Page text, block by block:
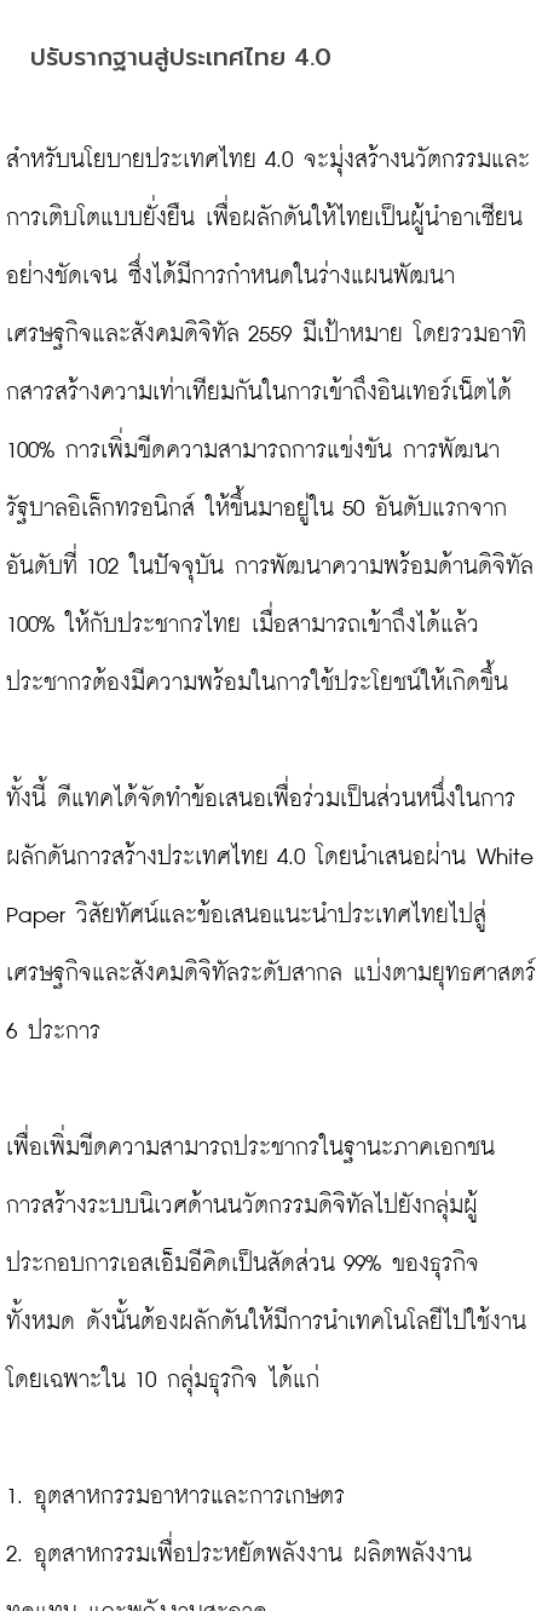
ปรับรากฐานสู่ประเทศไทย 4.0
สำหรับนโยบายประเทศไทย 4.0 จะมุ่งสร้างนวัตกรรมและ
การเติบโตแบบยั่งยืน เพื่อผลักดันให้ไทยเป็นผู้นำอาเซียน
อย่างชัดเจน ซึ่งได้มีการกำหนดในร่างแผนพัฒนา
เศรษฐกิจและสังคมดิจิทัล 2559 มีเป้าหมาย โดยรวมอาทิ
กสารสร้างความเท่าเทียมกันในการเข้าถึงอินเทอร์เน็ตได้
100% การเพิ่มขีดความสามารถการแข่งขัน การพัฒนา
รัฐบาลอิเล็กทรอนิกส์ ให้ขึ้นมาอยู่ใน 50 อันดับแรกจาก
อันดับที่ 102 ในปัจจุบัน การพัฒนาความพร้อมด้านดิจิทัล
100% ให้กับประชากรไทย เมื่อสามารถเข้าถึงได้แล้ว
ประชากรต้องมีความพร้อมในการใช้ประโยชน์ให้เกิดขึ้น
ทั้งนี้ ดีแทคได้จัดทำข้อเสนอเพื่อร่วมเป็นส่วนหนึ่งในการ
ผลักดันการสร้างประเทศไทย 4.0 โดยนำเสนอผ่าน White
Paper วิสัยทัศน์และข้อเสนอแนะนำประเทศไทยไปสู่
เศรษฐกิจและสังคมดิจิทัลระดับสากล แบ่งตามยุทธศาสตร์
6 ประการ
เพื่อเพิ่มขีดความสามารถประชากรในฐานะภาคเอกชน
การสร้างระบบนิเวศด้านนวัตกรรมดิจิทัลไปยังกลุ่มผู้
ประกอบการเอสเอ็มอีคิดเป็นสัดส่วน 99% ของธุรกิจ
ทั้งหมด ดังนั้นต้องผลักดันให้มีการนำเทคโนโลยีไปใช้งาน
โดยเฉพาะใน 10 กลุ่มธุรกิจ ได้แก่
1. อุตสาหกรรมอาหารและการเกษตร
2. อุตสาหกรรมเพื่อประหยัดพลังงาน ผลิตพลังงาน